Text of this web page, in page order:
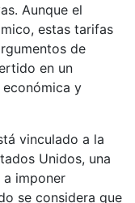
Aunque el
estas tarifas
de
en un
y
vinculado a la
Unidos, una
imponer
se considera que